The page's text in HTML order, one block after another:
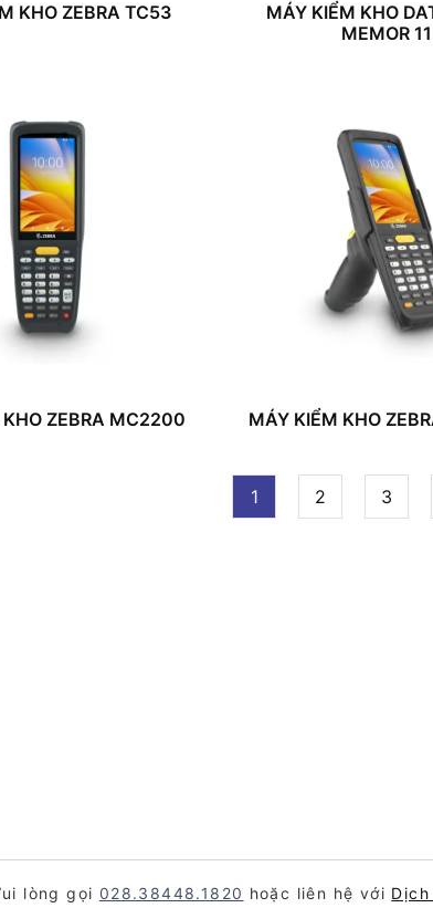
KHO ZEBRA TC53
MÁY KIỂM KHO
MEMOR 11
ZEBRA MC2200 MÁY KIỂM KHO
1 2 3
lòng gọi 028.38448.1820 hoặc liên hệ với